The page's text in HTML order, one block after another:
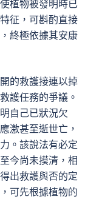
植物被發明時已
征，可斟酌直接
終極依據其安康
的救護接連以掉
護任務的爭議。
自己已狀況欠
激甚至逝世亡，
。該說法有必定
今尚未摸清，相
出救護與否的定
可先根據植物的